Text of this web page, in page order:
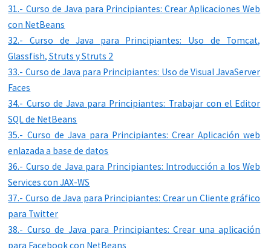
31.- Curso de Java para Principiantes: Crear Aplicaciones Web
con NetBeans
32.- Curso de Java para Principiantes: Uso de Tomcat,
Glassfish, Struts y Struts 2
33.- Curso de Java para Principiantes: Uso de Visual JavaServer
Faces
34.- Curso de Java para Principiantes: Trabajar con el Editor
SQL de NetBeans
35.- Curso de Java para Principiantes: Crear Aplicación web
enlazada a base de datos
36.- Curso de Java para Principiantes: Introducción a los Web
Services con JAX-WS
37.- Curso de Java para Principiantes: Crear un Cliente gráfico
para Twitter
38.- Curso de Java para Principiantes: Crear una aplicación
para Facebook con NetBeans